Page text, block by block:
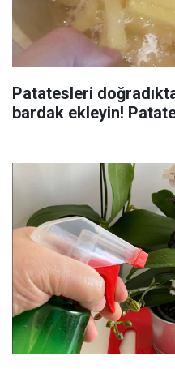
Patatesleri
bardak ekleyin!